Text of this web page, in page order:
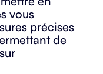
vous
précises
de